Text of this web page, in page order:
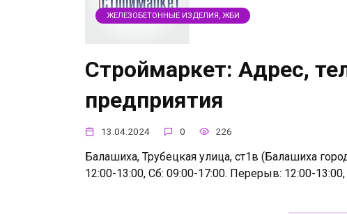
ЖЕЛЕЗОБЕТОННЫЕ ИЗДЕЛИЯ, ЖБИ
Строймаркет: Адрес,
предприятия
13.04.2024 0 226
Балашиха, Трубецкая улица, ст1в (Балашиха
12:00-13:00, Сб: 09:00-17:00. Перерыв: 12:00-